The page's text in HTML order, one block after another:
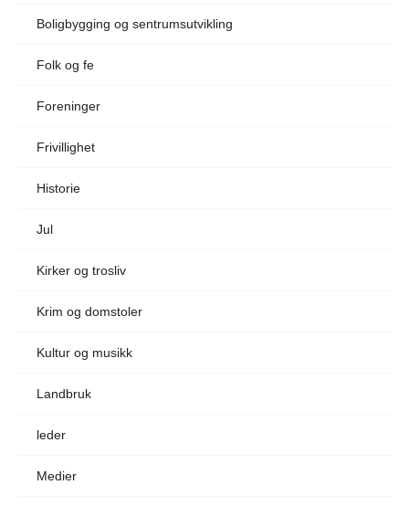
Boligbygging og sentrumsutvikling
Folk og fe
Foreninger
Frivillighet
Historie
Jul
Kirker og trosliv
Krim og domstoler
Kultur og musikk
Landbruk
leder
Medier